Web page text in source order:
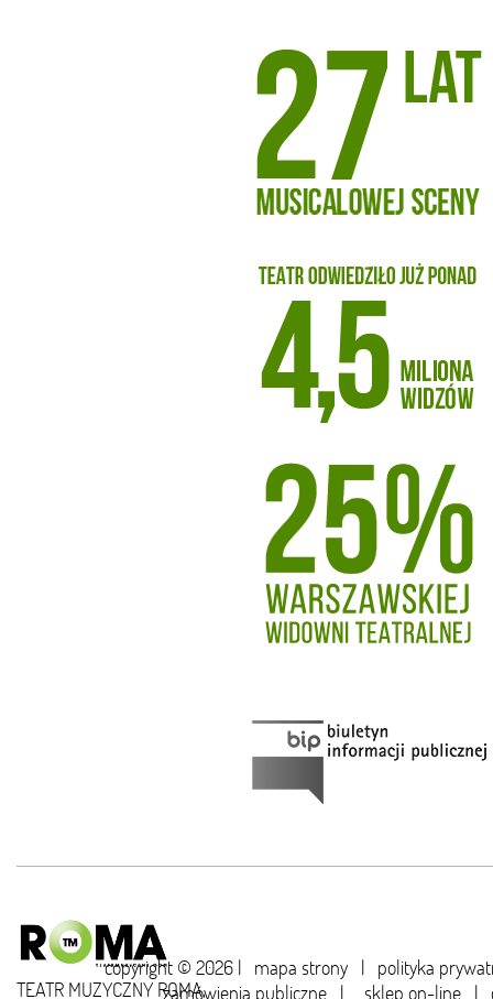
copyright © 2026 | mapa strony | polityka
zamówienia publiczne | sklep on-line |
TEATR MUZYCZNY ROMA,